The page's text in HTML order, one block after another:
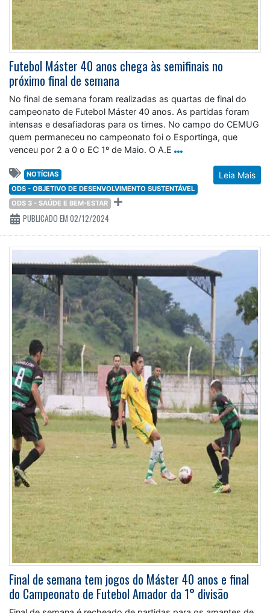
Futebol Máster 40 anos chega às semifinais no
próximo final de semana
No final de semana foram realizadas as quartas de final do
campeonato de Futebol Máster 40 anos. As partidas foram
intensas e desafiadoras para os times. No campo do CEMUG
quem permaneceu no campeonato foi o Esportinga, que
venceu por 2 a 0 o EC 1º de Maio. O A.E
Leia Mais
NOTÍCIAS
ODS - OBJETIVO DE DESENVOLVIMENTO SUSTENTÁVEL
ODS 3 - SAÚDE E BEM-ESTAR
PUBLICADO EM 02/12/2024
Final de semana tem jogos do Máster 40 anos e final
do Campeonato de Futebol Amador da 1° divisão